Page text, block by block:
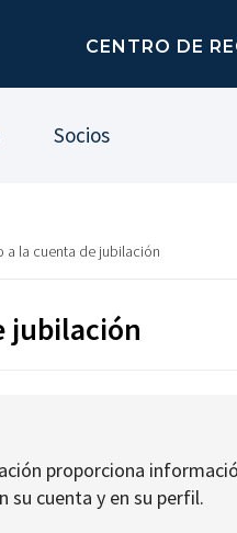
CENTRO DE
Socios
a la cuenta de jubilación
jubilación
proporciona
su cuenta y en su perfil.